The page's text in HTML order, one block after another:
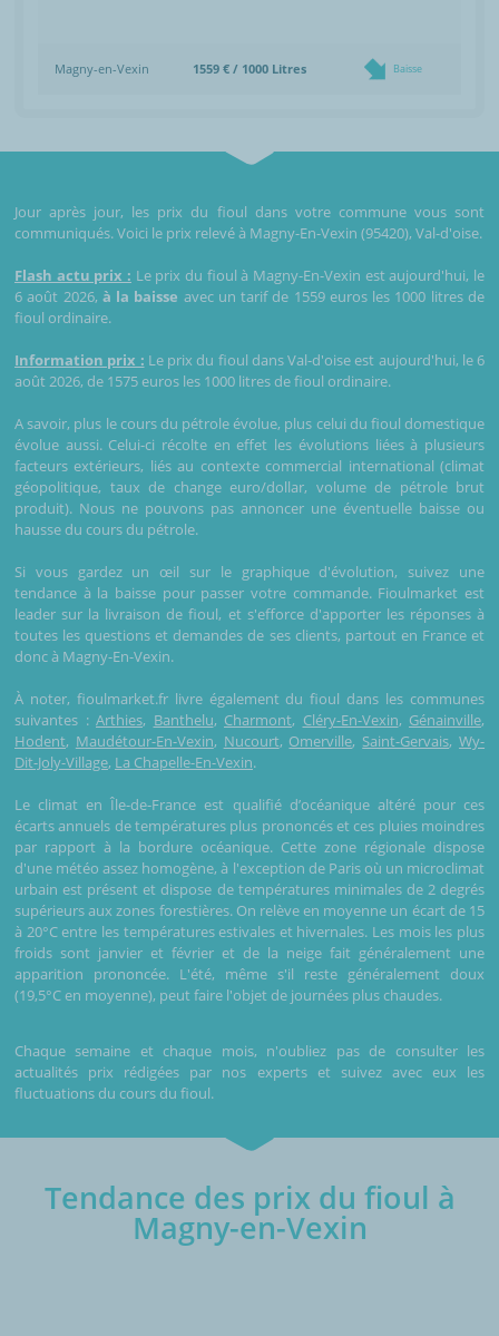
Magny-en-Vexin 1559 € / 1000 Litres Baisse
Jour après jour, les prix du fioul dans votre commune vous sont
communiqués. Voici le prix relevé à Magny-En-Vexin (95420), Val-d'oise.
Flash actu prix : Le prix du fioul à Magny-En-Vexin est aujourd'hui, le
6 août 2026, à la baisse avec un tarif de 1559 euros les 1000 litres de
fioul ordinaire.
Information prix : Le prix du fioul dans Val-d'oise est aujourd'hui, le 6
août 2026, de 1575 euros les 1000 litres de fioul ordinaire.
A savoir, plus le cours du pétrole évolue, plus celui du fioul domestique
évolue aussi. Celui-ci récolte en effet les évolutions liées à plusieurs
facteurs extérieurs, liés au contexte commercial international (climat
géopolitique, taux de change euro/dollar, volume de pétrole brut
produit). Nous ne pouvons pas annoncer une éventuelle baisse ou
hausse du cours du pétrole.
Si vous gardez un œil sur le graphique d'évolution, suivez une
tendance à la baisse pour passer votre commande. Fioulmarket est
leader sur la livraison de fioul, et s'efforce d'apporter les réponses à
toutes les questions et demandes de ses clients, partout en France et
donc à Magny-En-Vexin.
À noter, fioulmarket.fr livre également du fioul dans les communes
suivantes : Arthies, Banthelu, Charmont, Cléry-En-Vexin, Génainville,
Hodent, Maudétour-En-Vexin, Nucourt, Omerville, Saint-Gervais,Wy-
Dit-Joly-Village, La Chapelle-En-Vexin.
Le climat en Île-de-France est qualifié d’océanique altéré pour ces
écarts annuels de températures plus prononcés et ces pluies moindres
par rapport à la bordure océanique. Cette zone régionale dispose
d'une météo assez homogène, à l'exception de Paris où un microclimat
urbain est présent et dispose de températures minimales de 2 degrés
supérieurs aux zones forestières. On relève en moyenne un écart de 15
à 20°C entre les températures estivales et hivernales. Les mois les plus
froids sont janvier et février et de la neige fait généralement une
apparition prononcée. L'été, même s'il reste généralement doux
(19,5°C en moyenne), peut faire l'objet de journées plus chaudes.
Chaque semaine et chaque mois, n'oubliez pas de consulter les
actualités prix rédigées par nos experts et suivez avec eux les
fluctuations du cours du fioul.
Tendance des prix du fioul à
Magny-en-Vexin